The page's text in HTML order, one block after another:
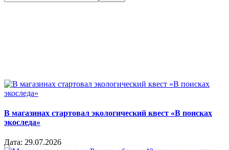
В магазинах стартовал экологический квест «В поисках
экоследа»
Дата: 29.07.2026